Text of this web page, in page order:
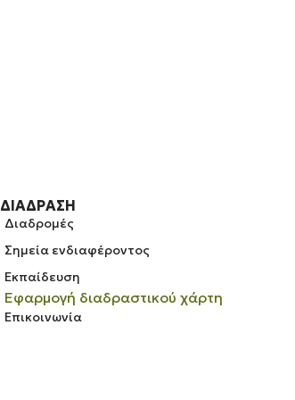
ΔΙΆΔΡΑΣΗ
Διαδρομές
Σημεία ενδιαφέροντος
Εκπαίδευση
Εφαρμογή διαδραστικού χάρτη
Επικοινωνία